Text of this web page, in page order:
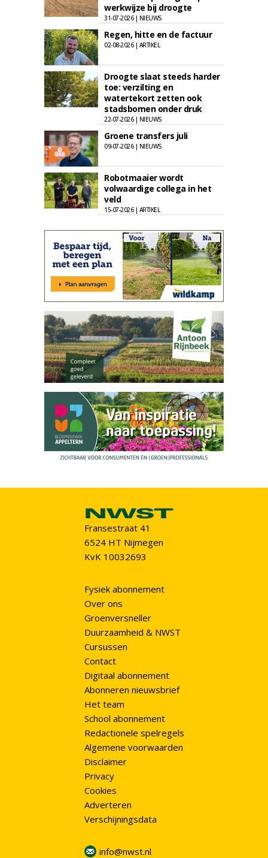
werkwijze bij droogte
31-07-2026 | NIEUWS
Regen, hitte en de factuur
02-08-2026 | ARTIKEL
Droogte slaat steeds harder
toe: verzilting en
watertekort zetten ook
stadsbomen onder druk
22-07-2026 | NIEUWS
Groene transfers juli
09-07-2026 | NIEUWS
Robotmaaier wordt
volwaardige collega in het
veld
15-07-2026 | ARTIKEL
Fransestraat 41
6524 HT Nijmegen
KvK 10032693
Fysiek abonnement
Over ons
Groenversneller
Duurzaamheid & NWST
Cursussen
Contact
Digitaal abonnement
Abonneren nieuwsbrief
Het team
School abonnement
Redactionele spelregels
Algemene voorwaarden
Disclaimer
Privacy
Cookies
Adverteren
Verschijningsdata
info@nwst.nl